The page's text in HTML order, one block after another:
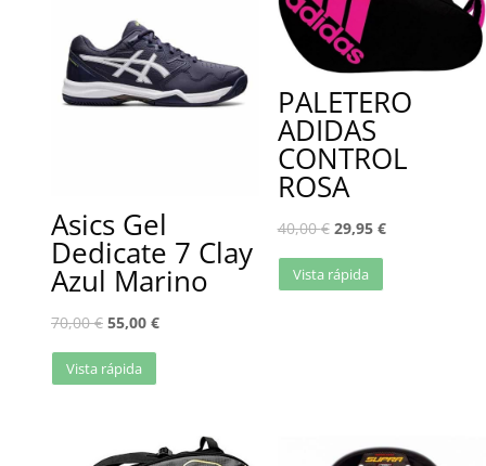
Asics Gel
Dedicate 7 Clay
Azul Marino
70,00€ 55,00 €
Vista rápida
PALETERO
ADIDAS
CONTROL
ROSA
40,00€ 29,95 €
Vista rápida